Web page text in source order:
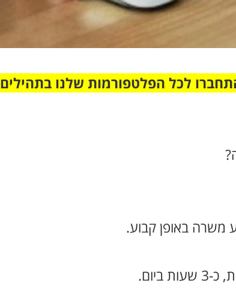
לכל הפלטפורמות שלנו בתהילים
משרה באופן קבוע.